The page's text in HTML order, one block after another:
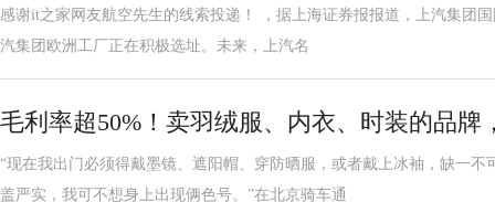
感谢it之家网友航空先生的线索投递！ ，据上海证券报报道，上汽集团
汽集团欧洲工厂正在积极选址。未来，上汽名
毛利率超50%！卖羽绒服、内衣、时装的品牌
“现在我出门必须得戴墨镜、遮阳帽、穿防晒服，或者戴上冰袖，缺一
盖严实，我可不想身上出现俩色号。”在北京骑车通